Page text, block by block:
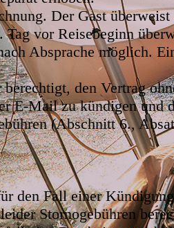
Der Gast
vor Reisebeginn
Absprache möglich.
den Vertrag
E-Mail zu kündigen und
(Abschnitt 6.,
den Fall einer
Stornogebühren